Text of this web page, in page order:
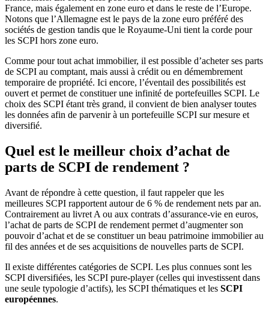
France, mais également en zone euro et dans le reste de l’Europe.
Notons que l’Allemagne est le pays de la zone euro préféré des
sociétés de gestion tandis que le Royaume-Uni tient la corde pour
les SCPI hors zone euro.
Comme pour tout achat immobilier, il est possible d’acheter ses parts
de SCPI au comptant, mais aussi à crédit ou en démembrement
temporaire de propriété. Ici encore, l’éventail des possibilités est
ouvert et permet de constituer une infinité de portefeuilles SCPI. Le
choix des SCPI étant très grand, il convient de bien analyser toutes
les données afin de parvenir à un portefeuille SCPI sur mesure et
diversifié.
Quel est le meilleur choix d’achat de
parts de SCPI de rendement ?
Avant de répondre à cette question, il faut rappeler que les
meilleures SCPI rapportent autour de 6 % de rendement nets par an.
Contrairement au livret A ou aux contrats d’assurance-vie en euros,
l’achat de parts de SCPI de rendement permet d’augmenter son
pouvoir d’achat et de se constituer un beau patrimoine immobilier au
fil des années et de ses acquisitions de nouvelles parts de SCPI.
Il existe différentes catégories de SCPI. Les plus connues sont les
SCPI diversifiées, les SCPI pure-player (celles qui investissent dans
une seule typologie d’actifs), les SCPI thématiques et les SCPI
européennes.